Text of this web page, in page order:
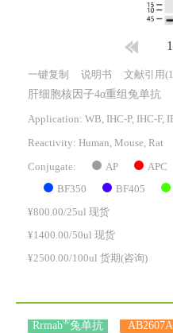
1
一键复制 说明书 文献引用
肝细胞核因子4α重组兔单抗
Application: WB, IHC-P, IHC-F,
Reactivity: Human, Mouse, Rat
Conjugate: AP APC
BF350 BF405
¥800.00/25ul 现货
¥1400.00/50ul 现货
¥2500.00/100ul 货期(咨询)
Rrmab®兔单抗